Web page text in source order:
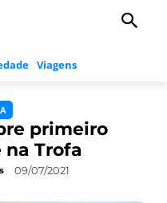
Viagens
primeiro
Trofa
09/07/2021